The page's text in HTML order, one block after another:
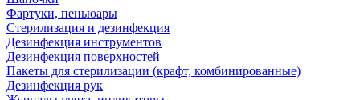
Фартуки, пеньюары
Стерилизация и дезинфекция
Дезинфекция инструментов
Дезинфекция поверхностей
Пакеты для стерилизации (крафт, комбинированные)
Дезинфекция рук